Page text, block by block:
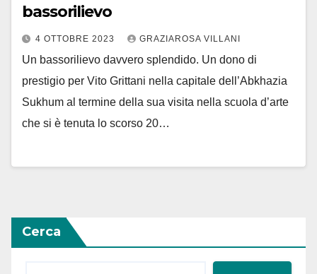
bassorilievo
4 OTTOBRE 2023 GRAZIAROSA VILLANI
Un bassorilievo davvero splendido. Un dono di
prestigio per Vito Grittani nella capitale dell’Abkhazia
Sukhum al termine della sua visita nella scuola d’arte
che si è tenuta lo scorso 20…
Cerca